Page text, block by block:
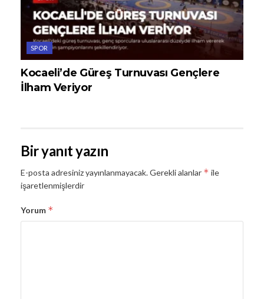
SPOR
Kocaeli’de Güreş Turnuvası Gençlere
İlham Veriyor
Bir yanıt yazın
E-posta adresiniz yayınlanmayacak.Gerekli alanlar * ile
işaretlenmişlerdir
Yorum *